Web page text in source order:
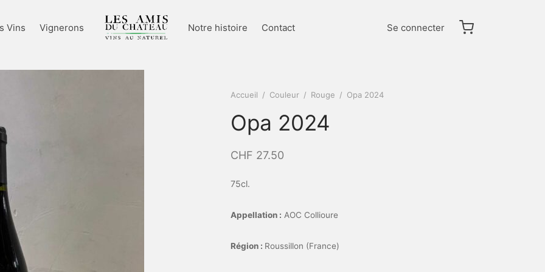
Vins Vignerons Notre histoire Contact Se connecter
Accueil / Couleur / Rouge / Opa 2024
Opa 2024
CHF 27.50
75cl.
Appellation : AOC Collioure
Région : Roussillon (France)